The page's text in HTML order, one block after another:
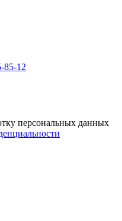
85-12
персональных данных